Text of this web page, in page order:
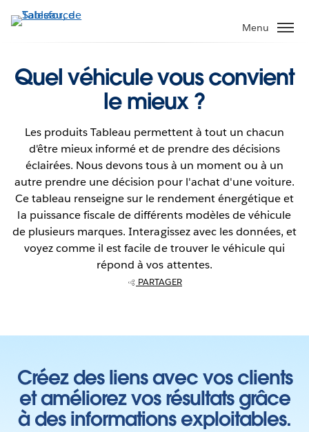
Aller
au
Menu
Quel véhicule vous convient
le mieux ?
Les produits Tableau permettent à tout un chacun
d'être mieux informé et de prendre des décisions
éclairées. Nous devons tous à un moment ou à un
autre prendre une décision pour l'achat d'une voiture.
Ce tableau renseigne sur le rendement énergétique et
la puissance fiscale de différents modèles de véhicule
de plusieurs marques. Interagissez avec les données, et
voyez comme il est facile de trouver le véhicule qui
répond à vos attentes.
PARTAGER
Créez des liens avec vos clients
et améliorez vos résultats grâce
à des informations exploitables.